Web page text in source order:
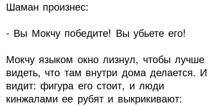
Шаман произнес:
- Вы Мокчу победите! Вы убьете его!
Мокчу языком окно лизнул, чтобы лучше
видеть, что там внутри дома делается. И
видит: фигура его стоит, и люди
кинжалами ее рубят и выкрикивают: